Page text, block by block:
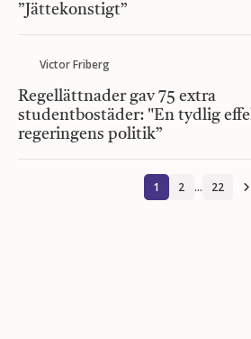
”Jättekonstigt”
Victor Friberg
Regellättnader gav 75 extra
studentbostäder: "En tydlig
regeringens politik”
1 2 … 22 